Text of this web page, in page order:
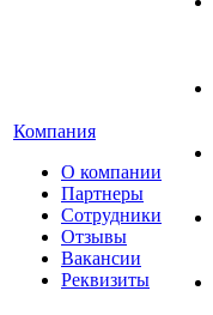
Компания
О компании
Партнеры
Сотрудники
Отзывы
Вакансии
Реквизиты